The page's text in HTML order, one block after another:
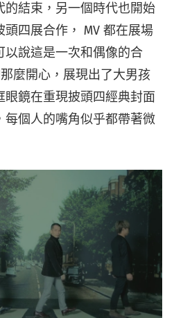
的結束，另一個時代也開始
四展合作， MV 都在展場
以說這是一次和偶像的合
麼開心，展現出了大男孩
眼鏡在重現披頭四經典封面
每個人的嘴角似乎都帶著微